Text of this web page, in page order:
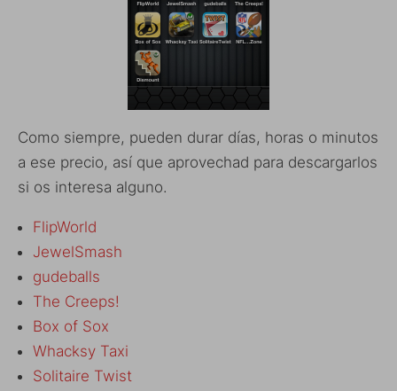
Como siempre, pueden durar días, horas o minutos
a ese precio, así que aprovechad para descargarlos
si os interesa alguno.
FlipWorld
JewelSmash
gudeballs
The Creeps!
Box of Sox
Whacksy Taxi
Solitaire Twist